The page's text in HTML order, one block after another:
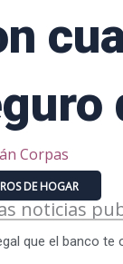
Corpas
DE HOGAR
noticias
que el banco